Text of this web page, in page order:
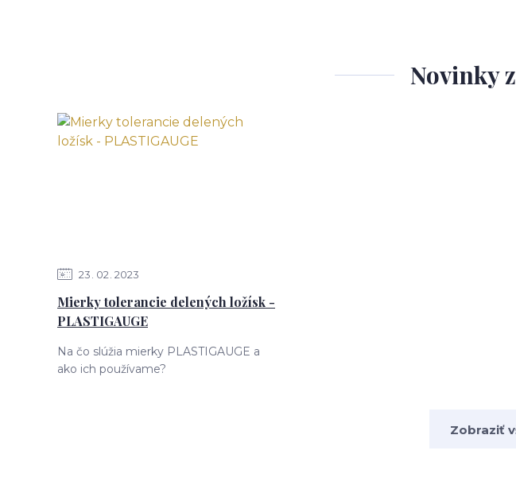
Novinky
23 02 2023
Mierky tolerancie delených ložísk -
PLASTIGAUGE
Na čo slúžia mierky PLASTIGAUGE a
ako ich používame?
Zobraziť